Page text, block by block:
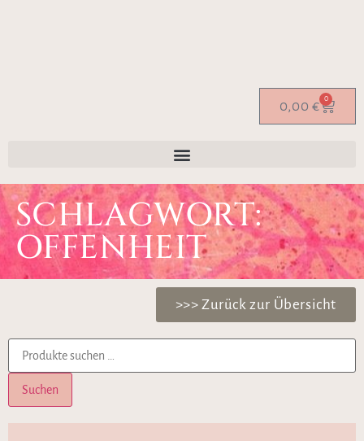
0,00 € 0
SCHLAGWORT:
OFFENHEIT
>>> Zurück zur Übersicht
Suchen